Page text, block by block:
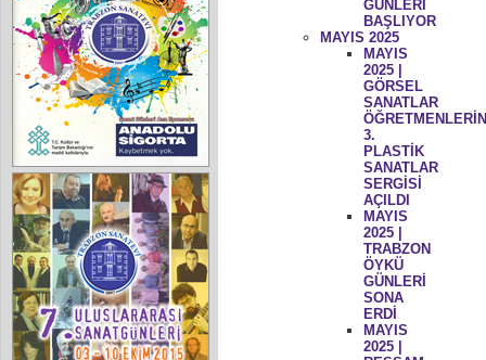
GÜNLERİ
BAŞLIYOR
MAYIS 2025
MAYIS
2025 |
GÖRSEL
SANATLAR
3.
PLASTİK
SANATLAR
SERGİSİ
AÇILDI
MAYIS
2025 |
TRABZON
ÖYKÜ
GÜNLERİ
SONA
ERDİ
MAYIS
2025 |